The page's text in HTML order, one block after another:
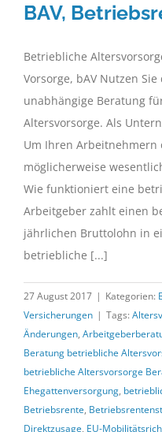
BAV,
Betriebliche
Vorsorge, bAV Nutzen
unabhängige Beratung
Altersvorsorge. Als
Um Ihren Arbeitnehmern
möglicherweise
Wie funktioniert eine
Arbeitgeber zahlt einen
jährlichen Bruttolohn in
betriebliche [...]
27 August 2017 | Kategorien:
Versicherungen | Tags:
Änderungen,
Beratung betriebliche
betriebliche Altersvorsorge
Ehegattenversorgung,
Betriebsrente,
Direktzusage, EU-